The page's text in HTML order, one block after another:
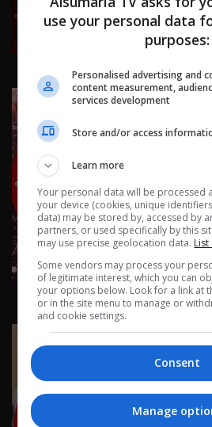
use your personal data
purposes:
Personalised advertising and
content measurement,
services development
Store and/or access
Learn more
Your personal data will be processed
your device (cookies, unique
data) may be stored by, accessed by
partners, or used specifically by this
may use precise geolocation data.
Some vendors may process your
of legitimate interest, which you can
your options below. Look for a link at
or in the site menu to manage or
and cookie settings.
Consent
Manage